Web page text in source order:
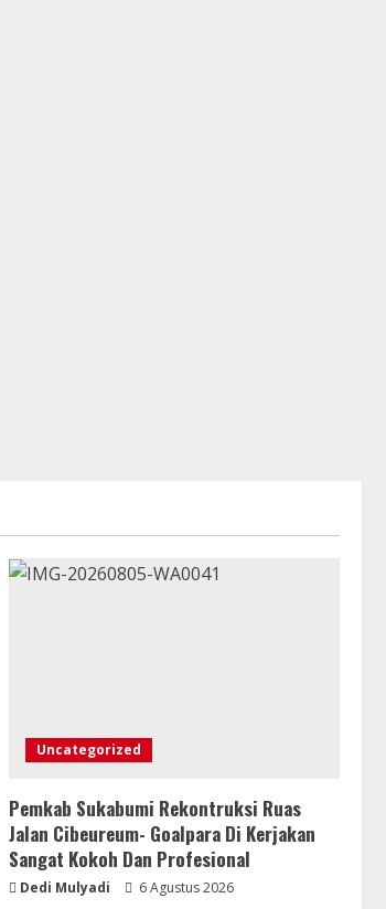
Uncategorized
Pemkab Sukabumi Rekontruksi Ruas
Jalan Cibeureum- Goalpara Di Kerjakan
Sangat Kokoh Dan Profesional
Dedi Mulyadi 6 Agustus 2026